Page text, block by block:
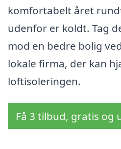
komfortabelt året
udenfor er koldt. Tag
mod en bedre bolig
lokale firma, der kan
loftisoleringen.
Få 3 tilbud, gratis og